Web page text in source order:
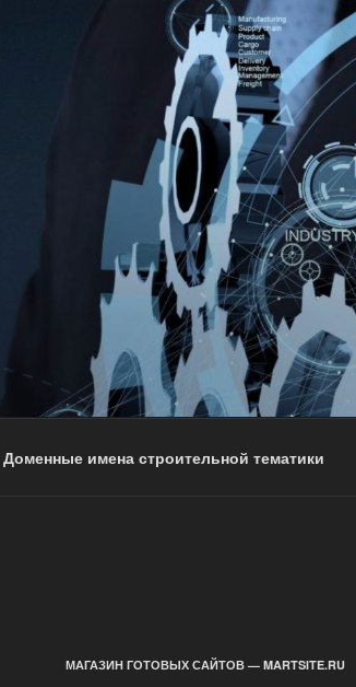
Доменные имена строительной тематики
МАГАЗИН ГОТОВЫХ САЙТОВ — MARTSITE.RU